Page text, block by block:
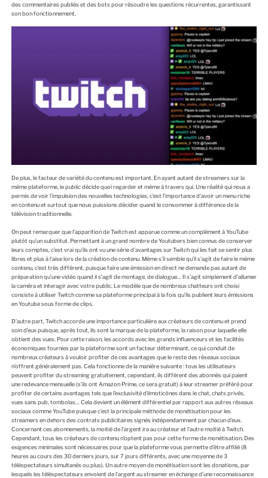
des commentaires publiés et des bots pour résoudre les questions récurrentes, garantissant
son bon fonctionnement.
De plus, le facteur de variété du contenu est important. En ayant autant de streamers sur la
même plateforme, le public décide quoi regarder et même à travers qui. Une réalité qui nous a
permis de voir l’impulsion des nouvelles technologies, c’est l’importance d’avoir un menu riche
en contenu et surtout que nous puissions décider quand le consommer à différence de la
télévision traditionnelle.
On peut remarquer que l’apparition de Twitch est apparue comme un complément à YouTube
plutôt qu’un substitut. Permettant à un grand nombre de Youtubers bien connus de conserver
leurs comptes, c’est vrai qu’ils ont vu une série d’avantages sur Twitch qui les fait se sentir plus
libres et plus à l’aise lors de la création de contenu. Même s’il semble qu’il s’agit de faire le même
contenu, c’est très différent, puisque faire une émission en direct ne demande pas autant de
préparation qu’une vidéo quand il s’agit de montage, de dialogue… Il s’agit simplement d’allumer
la caméra et interagir avec votre public. Le modèle que de nombreux chatteurs ont choisi
consiste à utiliser Twitch comme sa plateforme principal à la fois qu’ils publient leurs émissions
en Youtube sous forme de clips.
D’autre part, Twitch accorde une importance particulière aux créateurs de contenu et prend
soin d’eux puisque, après tout, ils sont la marque de la plateforme, la raison pour laquelle elle
obtient des vues. Pour cette raison, les accords avec les grands influenceurs et les facilités
économiques fournies par la plateforme sont un facteur déterminant, ce qui conduit de
nombreux créateurs à vouloir profiter de ces avantages que le reste des réseaux sociaux
n’offrent généralement pas. Cela fonctionne de la manière suivante : tous les utilisateurs
peuvent profiter du streaming gratuitement, cependant, ils diffèrent des abonnés qui paient
une redevance mensuelle (s’ils ont Amazon Prime, ce sera gratuit) à leur streamer préféré pour
profiter de certains avantages tels que l’exclusivité d’émoticônes dans le chat, chats privés,
vues sans pub, tombolas… Cela devient un élément différentiel par rapport aux autres réseaux
sociaux comme YouTube puisque c’est la principale méthode de monétisation pour les
streamers en dehors des contrats publicitaires signés indépendamment par chacun d’eux.
Concernant ces abonnements, la moitié de l’argent ira au créateur et l’autre moitié à Twitch.
Cependant, tous les créateurs de contenu n’optent pas pour cette forme de monétisation. Des
exigences minimales sont nécessaires pour que la plateforme vous permette d’être affilié (8
heures au cours des 30 derniers jours, sur 7 jours différents, avec une moyenne de 3
téléspectateurs simultanés ou plus). Un autre moyen de monétisation sont les donations, par
lesquels les téléspectateurs envoient de l’argent au streamer en échange d’une reconnaissance